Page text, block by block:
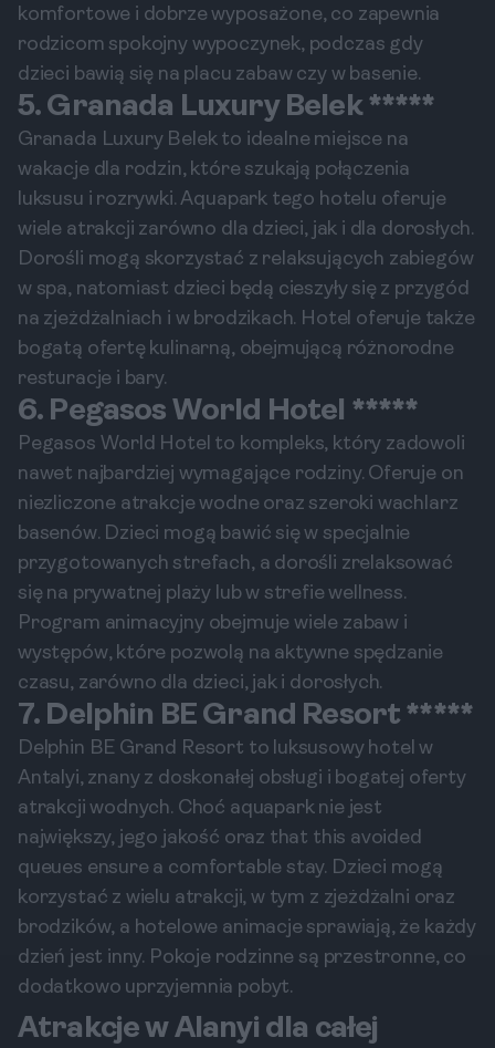
komfortowe i dobrze wyposażone, co zapewnia
rodzicom spokojny wypoczynek, podczas gdy
dzieci bawią się na placu zabaw czy w basenie.
5. Granada Luxury Belek *****
Granada Luxury Belek to idealne miejsce na
wakacje dla rodzin, które szukają połączenia
luksusu i rozrywki. Aquapark tego hotelu oferuje
wiele atrakcji zarówno dla dzieci, jak i dla dorosłych.
Dorośli mogą skorzystać z relaksujących zabiegów
w spa, natomiast dzieci będą cieszyły się z przygód
na zjeżdżalniach i w brodzikach. Hotel oferuje także
bogatą ofertę kulinarną, obejmującą różnorodne
resturacje i bary.
6. Pegasos World Hotel *****
Pegasos World Hotel to kompleks, który zadowoli
nawet najbardziej wymagające rodziny. Oferuje on
niezliczone atrakcje wodne oraz szeroki wachlarz
basenów. Dzieci mogą bawić się w specjalnie
przygotowanych strefach, a dorośli zrelaksować
się na prywatnej plaży lub w strefie wellness.
Program animacyjny obejmuje wiele zabaw i
występów, które pozwolą na aktywne spędzanie
czasu, zarówno dla dzieci, jak i dorosłych.
7. Delphin BE Grand Resort *****
Delphin BE Grand Resort to luksusowy hotel w
Antalyi, znany z doskonałej obsługi i bogatej oferty
atrakcji wodnych. Choć aquapark nie jest
największy, jego jakość oraz that this avoided
queues ensure a comfortable stay. Dzieci mogą
korzystać z wielu atrakcji, w tym z zjeżdżalni oraz
brodzików, a hotelowe animacje sprawiają, że każdy
dzień jest inny. Pokoje rodzinne są przestronne, co
dodatkowo uprzyjemnia pobyt.
Atrakcje w Alanyi dla całej